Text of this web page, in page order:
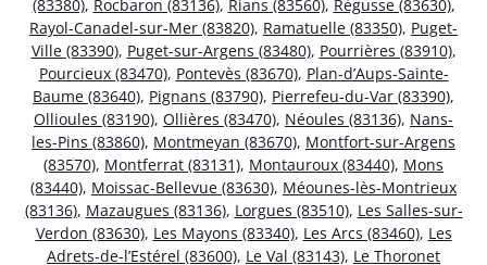
(83380), Rocbaron (83136), Rians (83560), Régusse (83630),
Rayol-Canadel-sur-Mer (83820), Ramatuelle (83350), Puget-
Ville (83390), Puget-sur-Argens (83480), Pourrières (83910),
Pourcieux (83470), Pontevès (83670), Plan-d’Aups-Sainte-
Baume (83640), Pignans (83790), Pierrefeu-du-Var (83390),
Ollioules (83190), Ollières (83470), Néoules (83136), Nans-
les-Pins (83860), Montmeyan (83670), Montfort-sur-Argens
(83570), Montferrat (83131), Montauroux (83440), Mons
(83440), Moissac-Bellevue (83630), Méounes-lès-Montrieux
(83136), Mazaugues (83136), Lorgues (83510), Les Salles-sur-
Verdon (83630), Les Mayons (83340), Les Arcs (83460), Les
Adrets-de-l’Estérel (83600), Le Val (83143), Le Thoronet